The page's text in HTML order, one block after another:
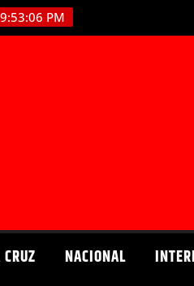
9:53:07 PM
NACIONAL